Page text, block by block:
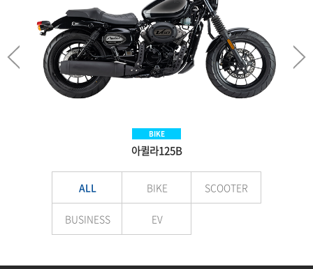
BIKE
아퀼라125B
BIKE
Aquila300BS
SCOOTER
VNEX125
EV
E-LuTion
ALL BIKE SCOOTER
BUSINESS EV